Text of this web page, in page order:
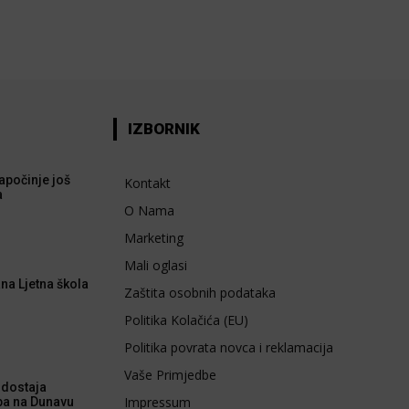
još
Ljetna škola
na Dunavu
IZBORNIK
Kontakt
O Nama
Marketing
Mali oglasi
Zaštita osobnih podataka
Politika Kolačića (EU)
Politika povrata novca i reklamacija
Vaše Primjedbe
Impressum